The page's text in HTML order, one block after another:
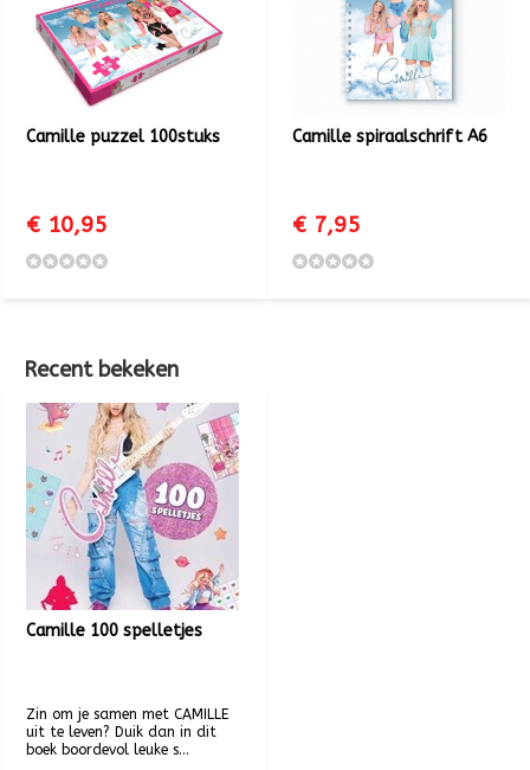
Camille puzzel 100stuks
€ 10,95
Camille spiraalschrift A6
€ 7,95
Recent bekeken
Camille 100 spelletjes
Zin om je samen met CAMILLE
uit te leven? Duik dan in dit
boek boordevol leuke s...